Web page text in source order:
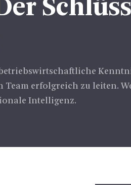
erfolgreich zu leiten.
Intelligenz.